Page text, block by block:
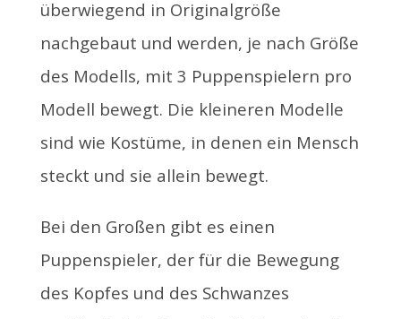
überwiegend in Originalgröße
nachgebaut und werden, je nach Größe
des Modells, mit 3 Puppenspielern pro
Modell bewegt. Die kleineren Modelle
sind wie Kostüme, in denen ein Mensch
steckt und sie allein bewegt.
Bei den Großen gibt es einen
Puppenspieler, der für die Bewegung
des Kopfes und des Schwanzes